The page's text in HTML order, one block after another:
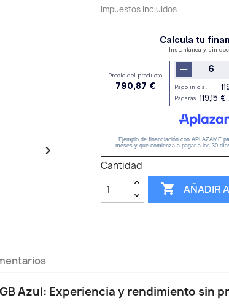

Impuestos incluidos
Cantidad
 AÑADIR
Azul: Experiencia y rendimiento sin